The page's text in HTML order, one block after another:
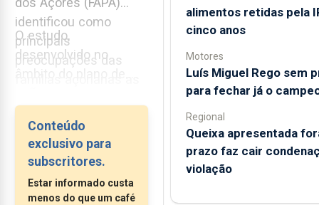
identificou como
principais
preocupações das
escolares, a educação
inclusiva e a qualidade
das refeições nas
escolas, segundo os
resultados
O estudo,
desenvolvido no
Conteúdo
exclusivo para
subscritores.
Estar informado custa
menos do que um café
alimentos retidas pela
cinco anos
Motores
Luís Miguel Rego sem
para fechar já o
Regional
Queixa apresentada
prazo faz cair
violação